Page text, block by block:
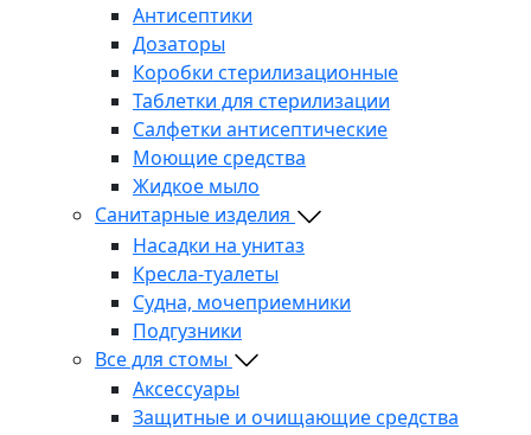
Антисептики
Дозаторы
Коробки стерилизационные
Таблетки для стерилизации
Салфетки антисептические
Моющие средства
Жидкое мыло
Санитарные изделия
Насадки на унитаз
Кресла-туалеты
Судна, мочеприемники
Подгузники
Все для стомы
Аксессуары
Защитные и очищающие средства